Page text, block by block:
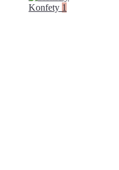
Konfety 1